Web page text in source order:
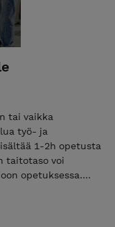
taitotaso voi
opetuksessa.